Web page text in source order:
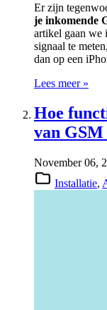
Er zijn
je inkomende
artikel gaan we
signaal te
dan op een
Lees meer »
Hoe
van GSM
November 06,
Installatie,